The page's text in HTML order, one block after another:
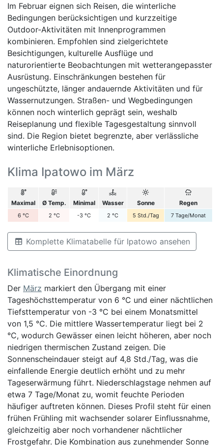
Im Februar eignen sich Reisen, die winterliche
Bedingungen berücksichtigen und kurzzeitige
Outdoor-Aktivitäten mit Innenprogrammen
kombinieren. Empfohlen sind zielgerichtete
Besichtigungen, kulturelle Ausflüge und
naturorientierte Beobachtungen mit wetterangepasster
Ausrüstung. Einschränkungen bestehen für
ungeschützte, länger andauernde Aktivitäten und für
Wassernutzungen. Straßen- und Wegbedingungen
können noch winterlich geprägt sein, weshalb
Reiseplanung und flexible Tagesgestaltung sinnvoll
sind. Die Region bietet begrenzte, aber verlässliche
winterliche Erlebnisoptionen.
Klima Ipatowo im März
Maximal Ø Temp. Minimal Wasser Sonne Regen
6 °C 2 °C -3 °C 2 °C 5 Std./Tag 7 Tage/Monat
Komplette Klimatabelle für Ipatowo ansehen
Klimatische Einordnung
Der März markiert den Übergang mit einer
Tageshöchsttemperatur von 6 °C und einer nächtlichen
Tiefsttemperatur von -3 °C bei einem Monatsmittel
von 1,5 °C. Die mittlere Wassertemperatur liegt bei 2
°C, wodurch Gewässer einen leicht höheren, aber noch
niedrigen thermischen Zustand zeigen. Die
Sonnenscheindauer steigt auf 4,8 Std./Tag, was die
einfallende Energie deutlich erhöht und zu mehr
Tageserwärmung führt. Niederschlagstage nehmen auf
etwa 7 Tage/Monat zu, womit feuchte Perioden
häufiger auftreten können. Dieses Profil steht für einen
frühen Frühling mit wachsender solarer Einflussnahme,
gleichzeitig aber noch vorhandener nächtlicher
Frostgefahr. Die Kombination aus zunehmender Sonne